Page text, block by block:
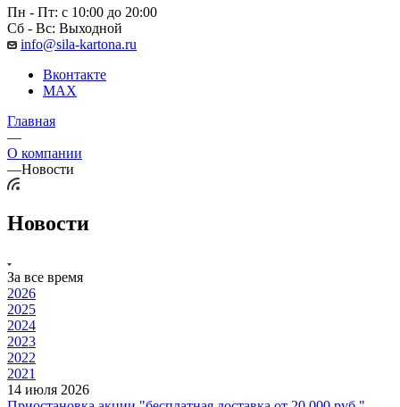
Пн - Пт: с 10:00 до 20:00
Сб - Вс: Выходной
info@sila-kartona.ru
Вконтакте
MAX
Главная
—
О компании
—Новости
Новости
За все время
2026
2025
2024
2023
2022
2021
14 июля 2026